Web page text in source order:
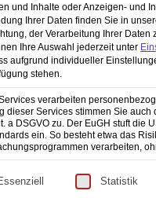
Zwischen Blitzlicht und
Alter Preis:
Arbeit
und Inhalte oder Anzeigen- und
Ihrer Daten finden Sie in
der Verarbeitung Ihrer Daten
Ihre Auswahl jederzeit unter
aufgrund individueller
stehen.
verarbeiten
dieser Services stimmen Sie auch
a DSGVO zu. Der EuGH stuft die
ein. So besteht etwa das
verarbeiten,
eine Liste derStatistik